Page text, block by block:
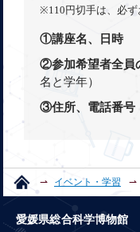
※110円切手は、必ず
①講座名、日時
②参加希望者全員
名と学年）
③住所、電話番号
イベント・学習
愛媛県総合科学博物館